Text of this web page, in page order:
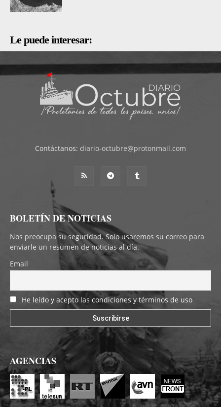
Le puede interesar:
Contáctanos: diario-octubre@protonmail.com
BOLETÍN DE NOTICIAS
Nos preocupa su seguridad. Solo usaremos su correo para
enviarle un resumen de noticias al día.
Email
He leído y acepto las condiciones y términos de uso
AGENCIAS